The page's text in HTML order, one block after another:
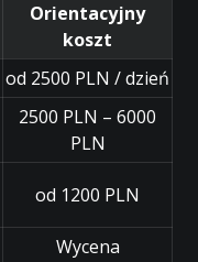
Orientacyjny
koszt
od 2500 PLN / dzień
2500 PLN – 6000
PLN
od 1200 PLN
Wycena